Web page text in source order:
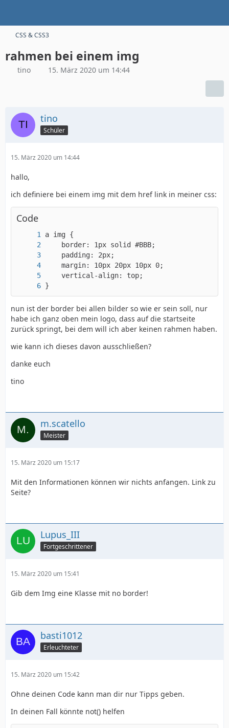
CSS & CSS3
rahmen bei einem img
tino 15. März 2020 um 14:44
tino
Schüler
15. März 2020 um 14:44
hallo,
ich definiere bei einem img mit dem href link in meiner css:
Code
}
nun ist der border bei allen bilder so wie er sein soll, nur
habe ich ganz oben mein logo, dass auf die startseite
zurück springt, bei dem will ich aber keinen rahmen haben.
wie kann ich dieses davon ausschließen?
danke euch
tino
m.scatello
Meister
15. März 2020 um 15:17
Mit den Informationen können wir nichts anfangen. Link zu
Seite?
Lupus_III
Fortgeschrittener
15. März 2020 um 15:41
Gib dem Img eine Klasse mit no border!
basti1012
Erleuchteter
15. März 2020 um 15:42
Ohne deinen Code kann man dir nur Tipps geben.
In deinen Fall könnte not() helfen